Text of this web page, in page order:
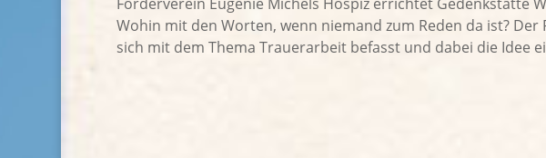
Wohin mit den Worten, wenn niemand zum Reden da ist?
sich mit dem Thema Trauerarbeit befasst und dabei die Idee